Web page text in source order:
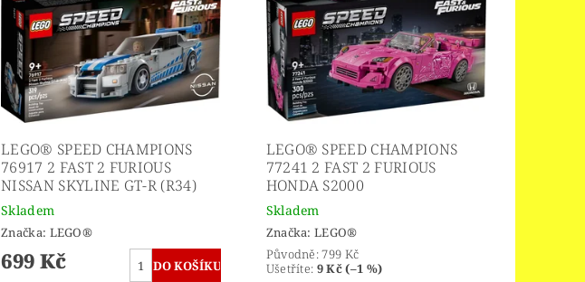
LEGO® SPEED CHAMPIONS
76917 2 FAST 2 FURIOUS
NISSAN SKYLINE GT-R (R34)
Skladem
Značka: LEGO®
699 Kč
LEGO® SPEED CHAMPIONS
77241 2 FAST 2 FURIOUS
HONDA S2000
Skladem
Značka:LEGO®
Původně:799 Kč
Ušetříte: 9 Kč (–1 %)